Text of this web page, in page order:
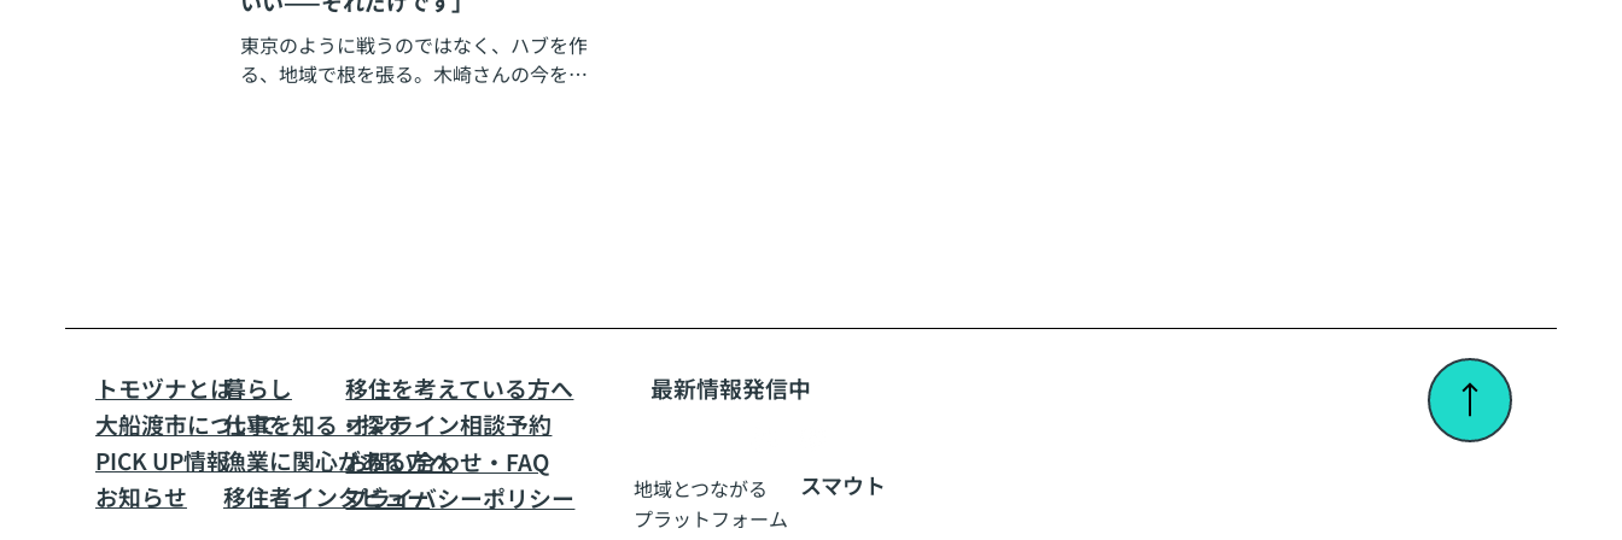
東京のように戦うのではなく、ハブを作
る、地域で根を張る。木崎さんの今を聞
トモヅナとは
大船渡市について
PICK UP情報
お知らせ
暮らし​
仕事を知る・探す
漁業に関心がある方へ
移住者インタビュー
移住を考えている方へ
​オンライン相談予約
お問い合わせ・FAQ
プライバシーポリシー
​最新情報発信中
地域とつながる
​プラットフォーム
スマウト